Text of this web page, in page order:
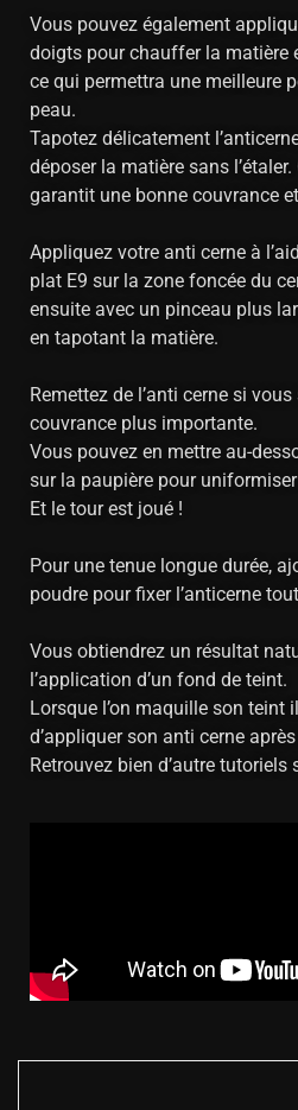
Vous pouvez également
doigts pour chauffer la matière
ce qui permettra une meilleure
peau.
Tapotez délicatement
déposer la matière sans
garantit une bonne couvrance
Appliquez votre anti cerne à
plat E9 sur la zone foncée du
ensuite avec un pinceau plus
en tapotant la matière.
Remettez de l’anti cerne si
couvrance plus importante.
Vous pouvez en mettre au-
sur la paupière pour
Et le tour est joué !
Pour une tenue longue durée,
poudre pour fixer l’anticerne
Vous obtiendrez un résultat
l’application d’un fond de teint.
Lorsque l’on maquille son teint
d’appliquer son anti cerne
Retrouvez bien d’autre tutoriels